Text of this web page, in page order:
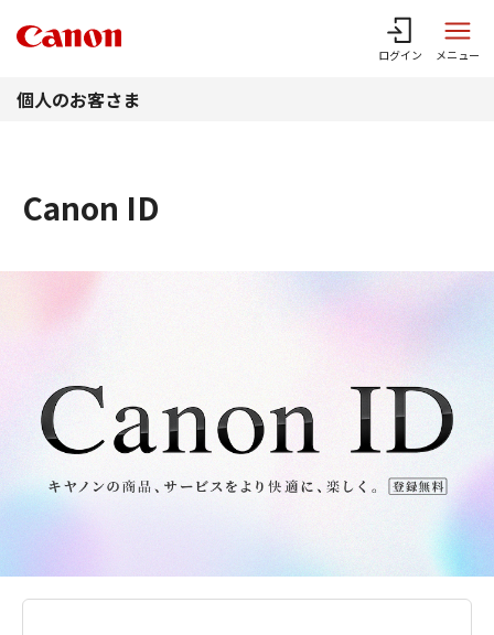
ログイン メニュー
個人のお客さま
Canon ID